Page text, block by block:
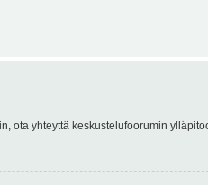
ota yhteyttä keskustelufoorumin